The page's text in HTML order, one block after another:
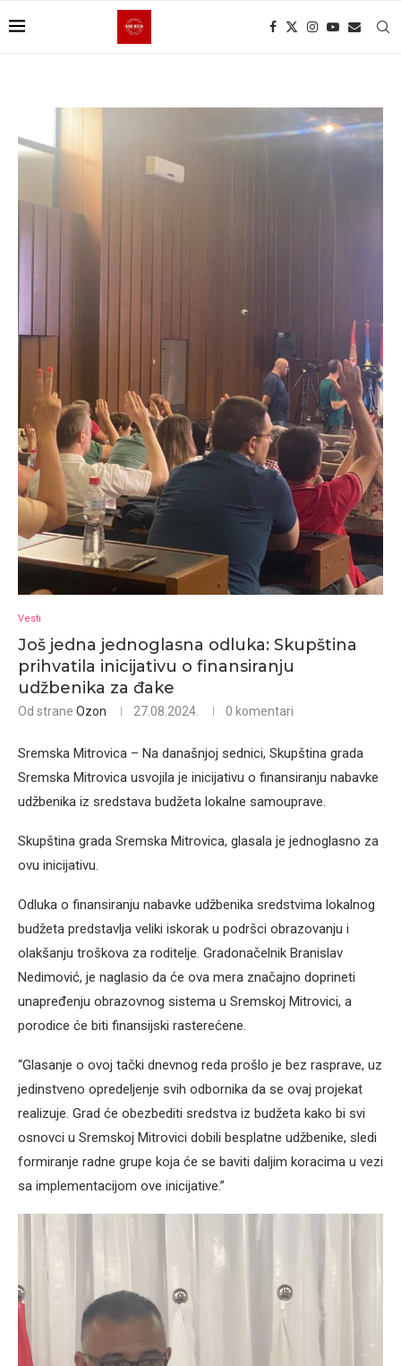
Vesti
Još jedna jednoglasna odluka: Skupština
prihvatila inicijativu o finansiranju
udžbenika za đake
Od strane Ozon 27.08.2024. 0 komentari
Sremska Mitrovica – Na današnjoj sednici, Skupština grada
Sremska Mitrovica usvojila je inicijativu o finansiranju nabavke
udžbenika iz sredstava budžeta lokalne samouprave.
Skupština grada Sremska Mitrovica, glasala je jednoglasno za
ovu inicijativu.
Odluka o finansiranju nabavke udžbenika sredstvima lokalnog
budžeta predstavlja veliki iskorak u podršci obrazovanju i
olakšanju troškova za roditelje. Gradonačelnik Branislav
Nedimović, je naglasio da će ova mera značajno doprineti
unapređenju obrazovnog sistema u Sremskoj Mitrovici, a
porodice će biti finansijski rasterećene.
“Glasanje o ovoj tački dnevnog reda prošlo je bez rasprave, uz
jedinstveno opredeljenje svih odbornika da se ovaj projekat
realizuje. Grad će obezbediti sredstva iz budžeta kako bi svi
osnovci u Sremskoj Mitrovici dobili besplatne udžbenike, sledi
formiranje radne grupe koja će se baviti daljim koracima u vezi
sa implementacijom ove inicijative.”